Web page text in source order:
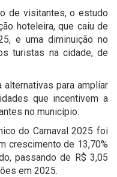
de visitantes, o estudo
hoteleira, que caiu de
e uma diminuição no
turistas na cidade, de
para ampliar
que incentivem a
no município.
do Carnaval 2025 foi
crescimento de 13,70%
passando de R$ 3,05
em 2025.